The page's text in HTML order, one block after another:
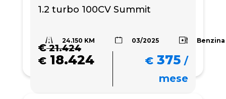
1.2 turbo 100CV Summit
24.150 KM 03/2025 Benzina
€21.424
€ 18.424 € 375 /
mese